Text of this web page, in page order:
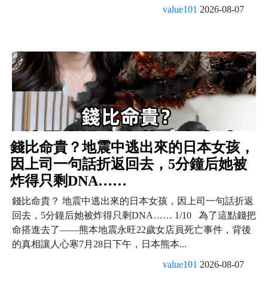
value101 2026-08-07
錢比命貴？地震中逃出來的日本女孩，
因上司一句話折返回去，5分鐘后她被
炸得只剩DNA……
錢比命貴？ 地震中逃出來的日本女孩，因上司一句話折返
回去，5分鐘后她被炸得只剩DNA…… 1/10 為了這點錢把
命搭進去了——熊本地震永旺22歲女店員死亡事件，背後
的真相讓人心寒7月28日下午，日本熊本...
value101 2026-08-07